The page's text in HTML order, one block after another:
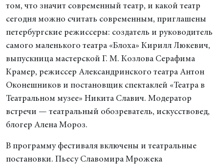
том, что значит современный театр, и какой театр
сегодня можно считать современным, приглашены
петербургские режиссеры: создатель и руководитель
самого маленького театра «Блоха» Кирилл Люкевич,
выпускница мастерской Г. М. Козлова Серафима
Крамер, режиссер Александринского театра Антон
Оконешников и постановщик спектаклей «Театра в
Театральном музее» Никита Славич. Модератор
встречи — театральный обозреватель, искусствовед,
блогер Алена Мороз.
В программу фестиваля включены и театральные
постановки. Пьесу Славомира Мрожека